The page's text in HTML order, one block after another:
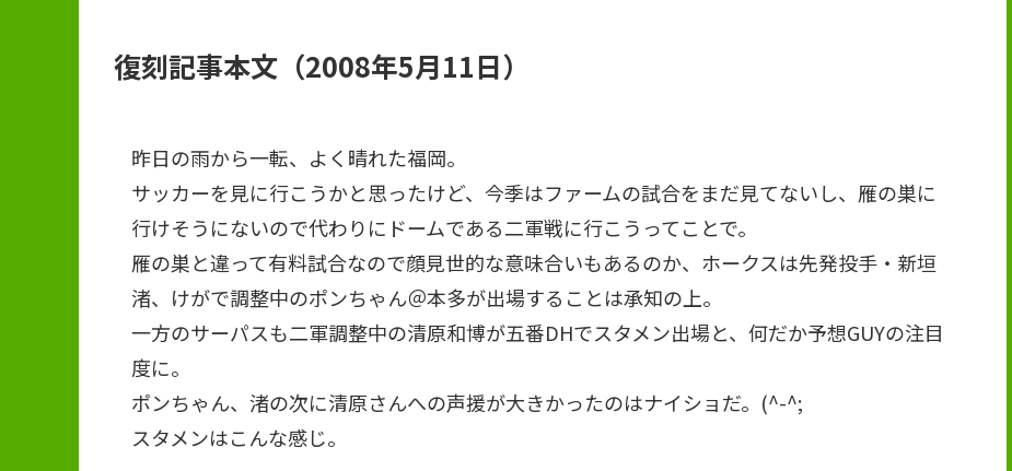
復刻記事本文（2008年5月11日）
昨日の雨から一転、よく晴れた福岡。
サッカーを見に行こうかと思ったけど、今季はファームの試合をまだ見てないし、雁の巣に
行けそうにないので代わりにドームである二軍戦に行こうってことで。
雁の巣と違って有料試合なので顔見世的な意味合いもあるのか、ホークスは先発投手・新垣
渚、けがで調整中のポンちゃん＠本多が出場することは承知の上。
一方のサーパスも二軍調整中の清原和博が五番DHでスタメン出場と、何だか予想GUYの注目
度に。
ポンちゃん、渚の次に清原さんへの声援が大きかったのはナイショだ。(^-^;
スタメンはこんな感じ。